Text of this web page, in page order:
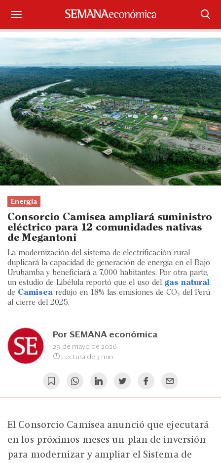
Suscríbase
Iniciar sesión
Portada
¿Qué está pasando?
Sectores y Empresas
Economía y Finanzas
Legal y Política
Eventos
Blogs
Ranking CEO
Edición Impresa
Energía
Consorcio Camisea ampliará suministro
eléctrico para 12 comunidades nativas
de Megantoni
La modernización del sistema de electrificación rural
duplicará la capacidad de generación de energía en el Bajo
Urubamba y beneficiará a 7,000 habitantes. Por otra parte,
un estudio de Libélula reportó que el uso del gas natural
de Camisea redujo en 18% las emisiones de CO₂ del Perú
al cierre del 2025.
Por SEMANA económica
29 de mayo de 2026
Lectura de 3 min
El Consorcio Camisea anunció que ejecutará
en los próximos meses un plan de inversión
para modernizar y ampliar el Sistema de